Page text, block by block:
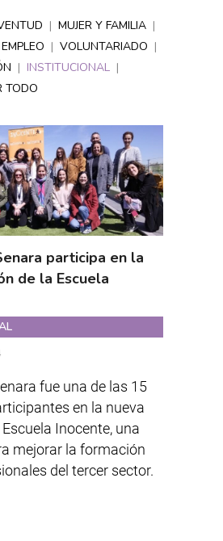
| MUJER Y FAMILIA |
EMPLEO | VOLUNTARIADO |
| INSTITUCIONAL |
TODO
participa en la
de la Escuela
fue una de las 15
en la nueva
Inocente, una
mejorar la formación
del tercer sector.